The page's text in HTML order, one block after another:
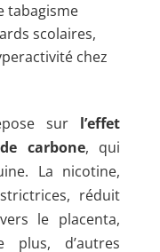
tabagisme
scolaires,
chez
sur l’effet
carbone, qui
La nicotine,
réduit
le placenta,
plus, d’autres